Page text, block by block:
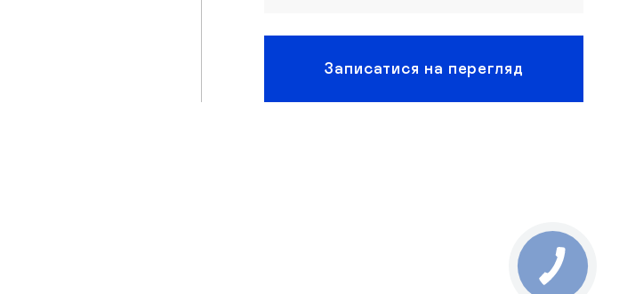
Записатися на перегляд